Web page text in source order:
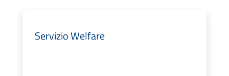
Servizio Welfare